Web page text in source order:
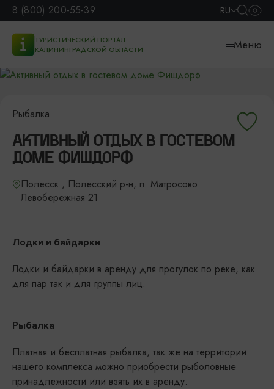
8 (800) 200-55-39 RU
ТУРИСТИЧЕСКИЙ ПОРТАЛ
КАЛИНИНГРАДСКОЙ ОБЛАСТИ
Меню
Рыбалка
АКТИВНЫЙ ОТДЫХ В ГОСТЕВОМ
ДОМЕ ФИШДОРФ
Полесск , Полесский р-н, п. Матросово
Левобережная 21
Лодки и байдарки
Лодки и байдарки в аренду для прогулок по реке, как
для пар так и для группы лиц.
Рыбалка
Платная и бесплатная рыбалка, так же на территории
нашего комплекса можно приобрести рыболовные
принадлежности или взять их в аренду.